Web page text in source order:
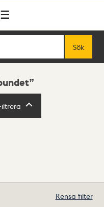
Sök
Rensa filter